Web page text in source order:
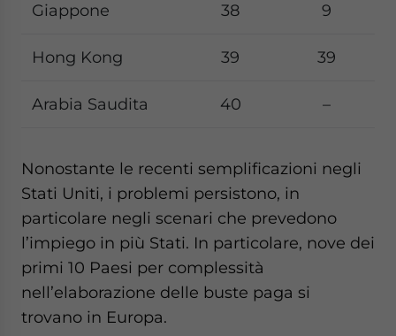
Giappone 38 9
Hong Kong 39 39
Arabia Saudita 40 –
Nonostante le recenti semplificazioni negli
Stati Uniti, i problemi persistono, in
particolare negli scenari che prevedono
l’impiego in più Stati. In particolare, nove dei
primi 10 Paesi per complessità
nell’elaborazione delle buste paga si
trovano in Europa.